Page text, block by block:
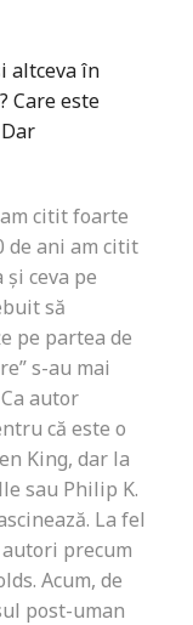
altceva în
Care este
citit foarte
de ani am citit
ceva pe
să
pe partea de
s-au mai
autor
că este o
King, dar la
sau Philip K.
La fel
precum
Acum, de
post-uman